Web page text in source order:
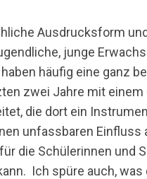
Ausdrucksform
junge
häufig eine ganz
zwei Jahre mit
die dort ein
unfassbaren
die Schülerinnen und
Ich spüre auch,